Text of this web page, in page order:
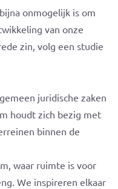
onmogelijk is om
van onze
zin, volg een studie
juridische zaken
houdt zich bezig met
binnen de
waar ruimte is voor
We inspireren elkaar